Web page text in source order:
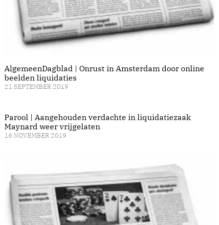
AlgemeenDagblad | Onrust in Amsterdam door online
beelden liquidaties
21 SEPTEMBER 2019
Parool | Aangehouden verdachte in liquidatiezaak
Maynard weer vrijgelaten
16 NOVEMBER 2019